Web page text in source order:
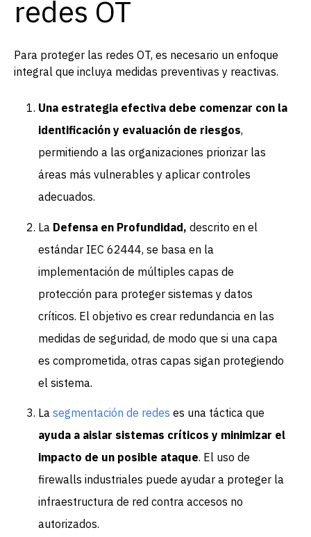
redes OT
Para proteger las redes OT, es necesario un enfoque
integral que incluya medidas preventivas y reactivas.
Una estrategia efectiva debe comenzar con la
identificación y evaluación de riesgos,
permitiendo a las organizaciones priorizar las
áreas más vulnerables y aplicar controles
adecuados.
La Defensa en Profundidad, descrito en el
estándar IEC 62444, se basa en la
implementación de múltiples capas de
protección para proteger sistemas y datos
críticos. El objetivo es crear redundancia en las
medidas de seguridad, de modo que si una capa
es comprometida, otras capas sigan protegiendo
el sistema.
La segmentación de redes es una táctica que
ayuda a aislar sistemas críticos y minimizar el
impacto de un posible ataque. El uso de
firewalls industriales puede ayudar a proteger la
infraestructura de red contra accesos no
autorizados.